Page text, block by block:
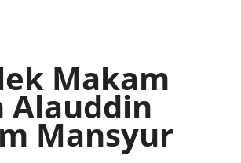
Makam
Alauddin
Mansyur